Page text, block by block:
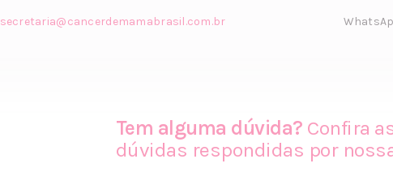
secretaria@cancerdemamabrasil.com.br
Tem alguma dúvida? Confira
dúvidas respondidas por